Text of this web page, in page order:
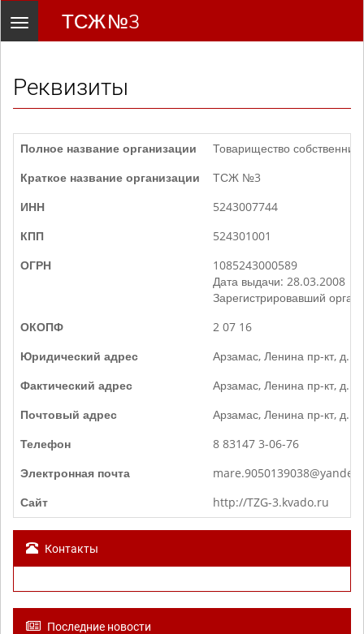
Toggle
navigation
ТСЖ №3
Реквизиты
Полное название организации
Товарищество
Краткое название организации
ТСЖ №3
ИНН
5243007744
КПП
524301001
ОГРН
1085243000589
Дата выдачи: 28.03.2008
Зарегистрировавший
ОКОПФ
2 07 16
Юридический адрес
Арзамас, Ленина пр-кт, д.
Фактический адрес
Арзамас, Ленина пр-кт, д.
Почтовый адрес
Арзамас, Ленина пр-кт, д.
Телефон
8 83147 3-06-76
Электронная почта
Сайт
http://TZG-3.kvado.ru
Контакты
Последние новости